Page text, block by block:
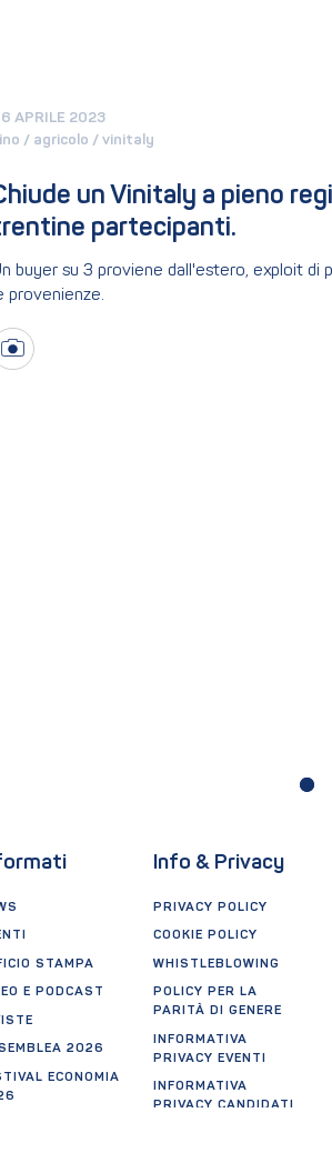
APRILE 2023
/ agricolo / vinitaly
un Vinitaly a pieno
partecipanti.
buyer su 3 proviene dall'estero, exploit di
provenienze.
STAMPA
E PODCAST
2026
ECONOMIA
Info & Privacy
PRIVACY POLICY
COOKIE POLICY
WHISTLEBLOWING
POLICY PER LA
PARITÀ DI GENERE
INFORMATIVA
PRIVACY EVENTI
INFORMATIVA
PRIVACY CANDIDATI